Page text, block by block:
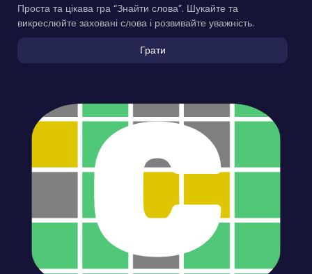
Проста та цікава гра “Знайти слова”. Шукайте та
викреслюйте заховані слова і розвивайте уважність.
Грати